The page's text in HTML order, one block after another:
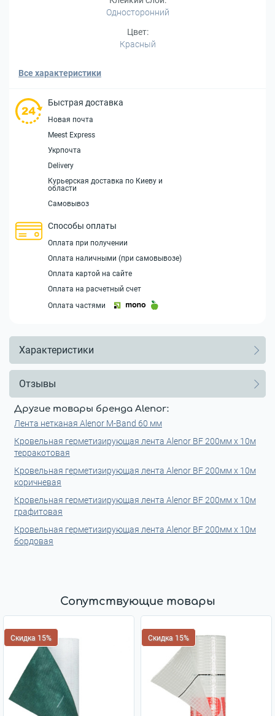
Односторонний
Цвет:
Красный
Все характеристики
Быстрая доставка
Новая почта
Meest Express
Укрпочта
Delivery
Курьерская доставка по Киеву и
области
Самовывоз
Способы оплаты
Оплата при получении
Оплата наличными (при самовывозе)
Оплата картой на сайте
Оплата на расчетный счет
Оплата частями
Характеристики
Отзывы
Другие товары бренда Alenor:
Лента нетканая Alenor M-Band 60 мм
Кровельная герметизирующая лента Alenor BF 200мм x 10м
терракотовая
Кровельная герметизирующая лента Alenor BF 200мм x 10м
коричневая
Кровельная герметизирующая лента Alenor BF 200мм x 10м
графитовая
Кровельная герметизирующая лента Alenor BF 200мм x 10м
бордовая
Сопутствующие товары
Скидка 15% Скидка 15%